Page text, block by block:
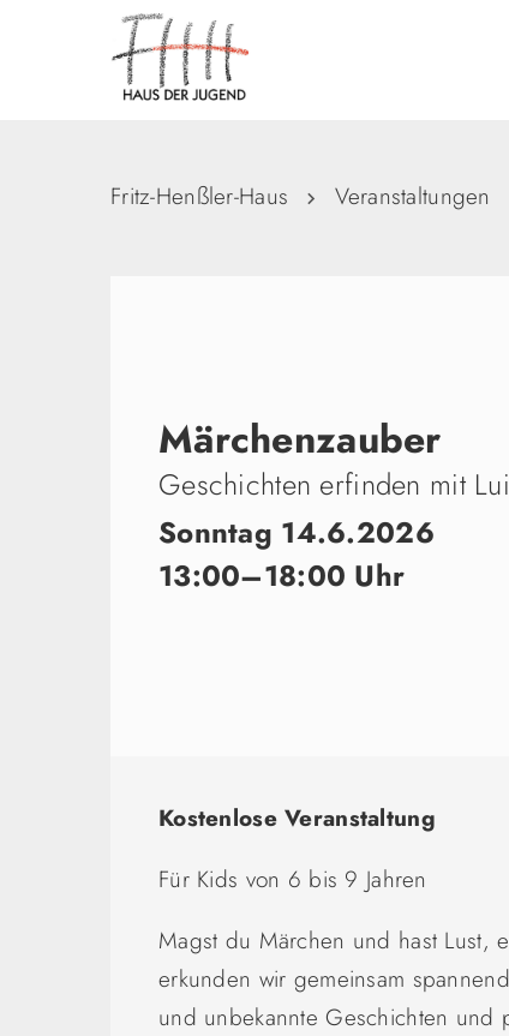
Fritz-Henßler-Haus Veranstaltungen
Märchenzauber
Geschichten erfinden mit
Sonntag 14.6.2026
13:00–18:00 Uhr
Kostenlose Veranstaltung
Für Kids von 6 bis 9 Jahren
Magst du Märchen und hast Lust,
erkunden wir gemeinsam
und unbekannte Geschichten und